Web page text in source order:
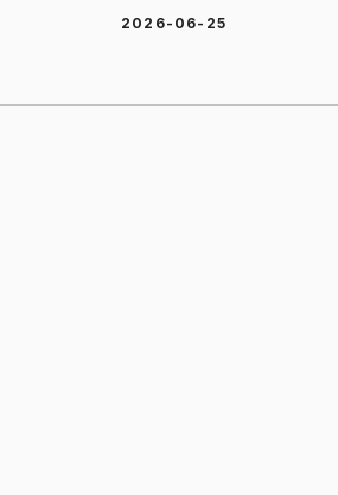
2026-06-25